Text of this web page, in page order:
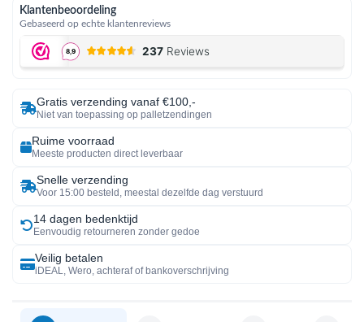
Klantenbeoordeling
Gebaseerd op echte klantenreviews
Gratis verzending vanaf €100,-
Niet van toepassing op palletzendingen
Ruime voorraad
Meeste producten direct leverbaar
Snelle verzending
Voor 15:00 besteld, meestal dezelfde dag verstuurd
14 dagen bedenktijd
Eenvoudig retourneren zonder gedoe
Veilig betalen
iDEAL, Wero, achteraf of bankoverschrijving